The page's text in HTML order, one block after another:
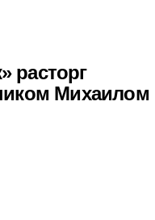
расторг
Михаилом